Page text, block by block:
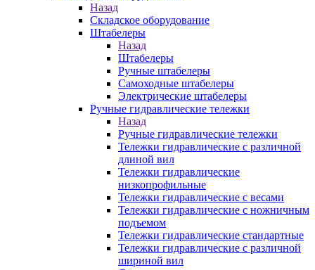
Назад
Складское оборудование
Штабелеры
Назад
Штабелеры
Ручные штабелеры
Самоходные штабелеры
Электрические штабелеры
Ручные гидравлические тележки
Назад
Ручные гидравлические тележки
Тележки гидравлические с различной
длиной вил
Тележки гидравлические
низкопрофильные
Тележки гидравлические с весами
Тележки гидравлические с ножничным
подъемом
Тележки гидравлические стандартные
Тележки гидравлические с различной
шириной вил